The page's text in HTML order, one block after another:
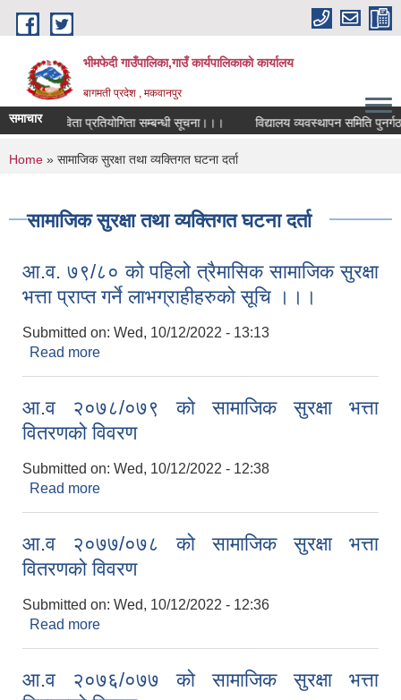
Skip to main content
भीमफेदी गाउँपालिका,गाउँ कार्यपालिकाकाे कार्यालय
बागमती प्रदेश , मकवानपुर
समाचारकविता प्रतियोगिता सम्बन्धी सूचना।।। विद्यालय व्यवस्थापन समिति
You are here
Home » सामाजिक सुरक्षा तथा व्यक्तिगत घटना दर्ता
सामाजिक सुरक्षा तथा व्यक्तिगत घटना दर्ता
आ.व. ७९/८० को पहिलो त्रैमासिक सामाजिक सुरक्षा
भत्ता प्राप्त गर्ने लाभग्राहीहरुको सूचि ।।।
Submitted on: Wed, 10/12/2022 - 13:13
Read more
आ.व २०७८/०७९ को सामाजिक सुरक्षा भत्ता
वितरणको विवरण
Submitted on: Wed, 10/12/2022 - 12:38
Read more
आ.व २०७७/०७८ को सामाजिक सुरक्षा भत्ता
वितरणको विवरण
Submitted on: Wed, 10/12/2022 - 12:36
Read more
आ.व २०७६/०७७ को सामाजिक सुरक्षा भत्ता